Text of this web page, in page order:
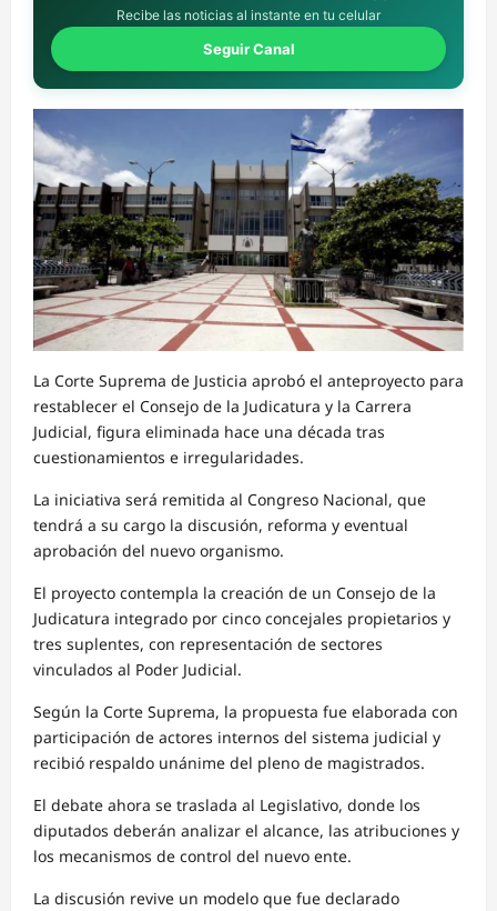
Recibe las noticias al instante en tu celular
Seguir Canal
La Corte Suprema de Justicia aprobó el anteproyecto para
restablecer el Consejo de la Judicatura y la Carrera
Judicial, figura eliminada hace una década tras
cuestionamientos e irregularidades.
La iniciativa será remitida al Congreso Nacional, que
tendrá a su cargo la discusión, reforma y eventual
aprobación del nuevo organismo.
El proyecto contempla la creación de un Consejo de la
Judicatura integrado por cinco concejales propietarios y
tres suplentes, con representación de sectores
vinculados al Poder Judicial.
Según la Corte Suprema, la propuesta fue elaborada con
participación de actores internos del sistema judicial y
recibió respaldo unánime del pleno de magistrados.
El debate ahora se traslada al Legislativo, donde los
diputados deberán analizar el alcance, las atribuciones y
los mecanismos de control del nuevo ente.
La discusión revive un modelo que fue declarado